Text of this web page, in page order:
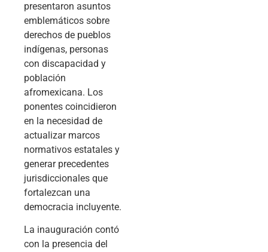
presentaron asuntos
emblemáticos sobre
derechos de pueblos
indígenas, personas
con discapacidad y
población
afromexicana. Los
ponentes coincidieron
en la necesidad de
actualizar marcos
normativos estatales y
generar precedentes
jurisdiccionales que
fortalezcan una
democracia incluyente.
La inauguración contó
con la presencia del